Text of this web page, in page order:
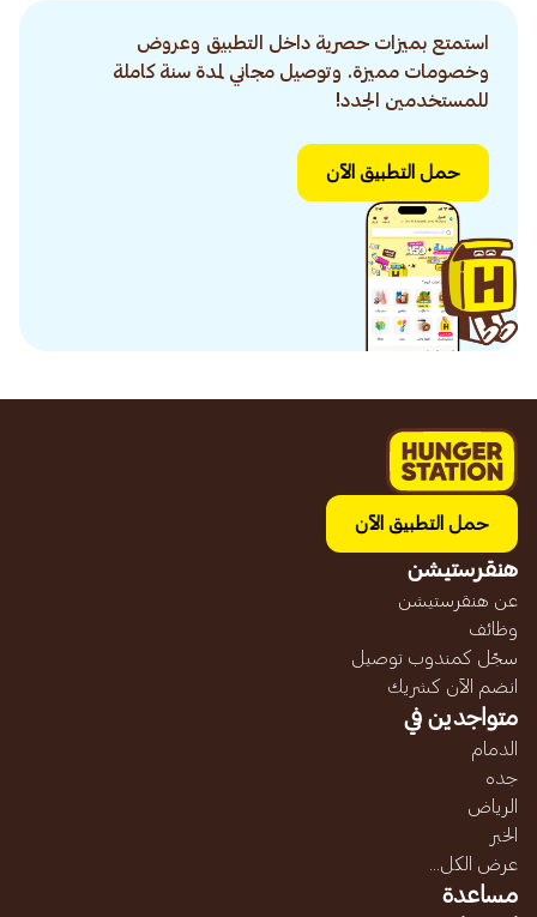
استمتع بميزات حصرية داخل التطبيق وعروض
وخصومات مميزة. وتوصيل مجاني لمدة سنة كاملة
للمستخدمين الجدد!
حمل التطبيق الآن
حمل التطبيق الآن
هنقرستيشن
عن هنقرستيشن
وظائف
سجّل كمندوب توصيل
انضم الآن كشريك
متواجدين في
الدمام
جده
الرياض
الخبر
عرض الكل...
مساعدة